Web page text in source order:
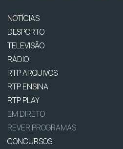
NOTÍCIAS
DESPORTO
TELEVISÃO
RÁDIO
RTP ARQUIVOS
RTP ENSINA
RTP PLAY
EM DIRETO
REVER PROGRAMAS
CONCURSOS